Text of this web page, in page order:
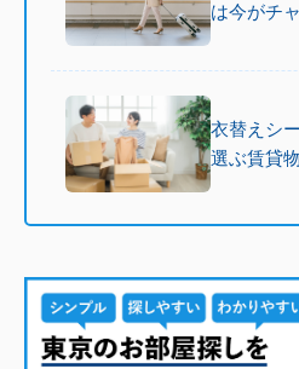
は今がチ
衣替えシ
選ぶ賃貸